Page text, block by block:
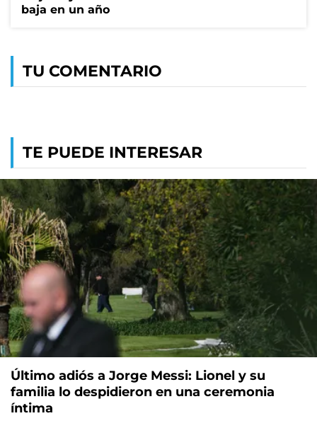
baja en un año
TU COMENTARIO
TE PUEDE INTERESAR
Último adiós a Jorge Messi: Lionel y su
familia lo despidieron en una ceremonia
íntima